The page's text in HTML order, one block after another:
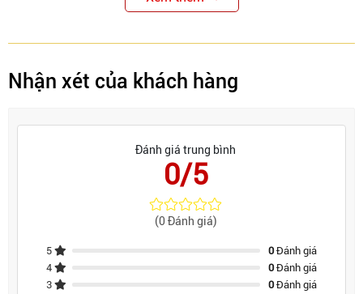
Nhận xét của khách hàng
Đánh giá trung bình
0/5
(0 Đánh giá)
5 0Đánh giá
4
0Đánh giá
3
0Đánh giá